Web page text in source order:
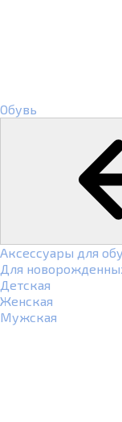
Обувь
Аксессуары для
Для
Детская
Женская
Мужская